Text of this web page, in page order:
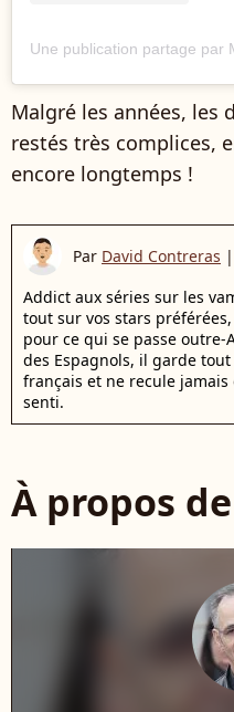
Malgré les années, les
restés très complices,
encore longtemps !
Par David Contreras |
Addict aux séries sur les
tout sur vos stars
pour ce qui se passe outre-
des Espagnols, il garde
français et ne recule
senti.
À propos de